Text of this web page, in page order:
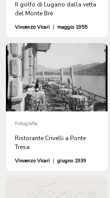
Il golfo di Lugano dalla vetta
del Monte Brè
Vincenzo Vicari | maggio 1955
Fotografia
Ristorante Crivelli a Ponte
Tresa
Vincenzo Vicari | giugno 1939